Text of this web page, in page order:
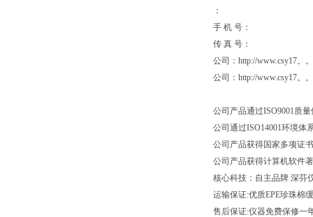
：
手 机 号：
传 真 号
公司：http://www.csy17。
公司：http://
公司产品通过ISO9001质
公司通过ISO14001
公司产品获得国家多项证书
公司产品获得计算机软件
核心科技：自主品牌 深芬
运输保证:优质EPE珍珠棉
售后保证:仪器免费保修一